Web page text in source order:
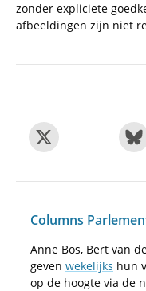
zonder expliciete
afbeeldingen zijn niet
Columns
Anne Bos, Bert van
geven wekelijks hun
op de hoogte via de